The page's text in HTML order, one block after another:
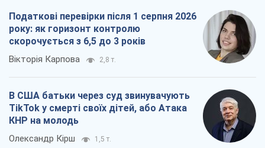
Податкові перевірки після 1 серпня 2026
року: як горизонт контролю
скорочується з 6,5 до 3 років
Вікторія Карпова 2,8 т.
В США батьки через суд звинувачують
TikTok у смерті своїх дітей, або Атака
КНР на молодь
Олександр Кірш 1,5 т.